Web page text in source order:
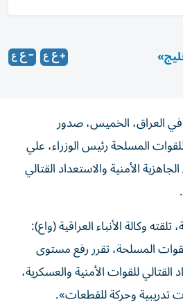
في العراق، الخميس، صدور
المسلحة رئيس الوزراء، علي
الأمنية والاستعداد القتالي
وكالة الأنباء العراقية (واع):
المسلحة، تقرر رفع مستوى
القتالي للقوات الأمنية والعسكرية،
تدريبية وحركة للقطعات».